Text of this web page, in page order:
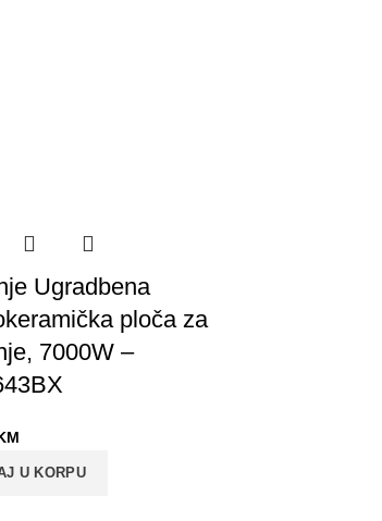
Ugradbena
ploča za
7000W –
U KORPU